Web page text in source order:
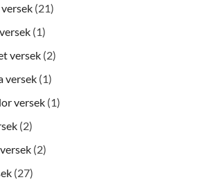
(21)
(1)
versek (2)
versek (1)
versek (1)
(2)
(2)
(27)